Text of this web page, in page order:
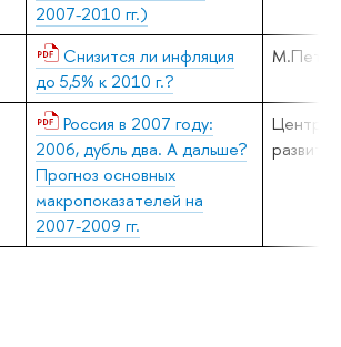
2007-2010 гг.)
Снизится ли инфляция
до 5,5% к 2010 г.?
Россия в 2007 году:
2006, дубль два. А дальше?
Прогноз основных
макропоказателей на
2007-2009 гг.
Центр
развития